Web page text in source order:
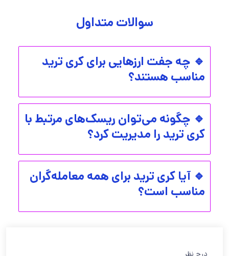
سوالات متداول
🔹 چه جفت ارزهایی برای کری ترید
مناسب هستند؟
🔹 چگونه می‌توان ریسک‌های مرتبط با
کری ترید را مدیریت کرد؟
🔹 آیا کری ترید برای همه معامله‌گران
مناسب است؟
درج نظر